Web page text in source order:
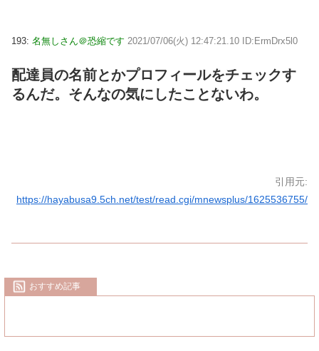
193: 名無しさん＠恐縮です 2021/07/06(火) 12:47:21.10 ID:ErmDrx5l0
配達員の名前とかプロフィールをチェックす
るんだ。そんなの気にしたことないわ。
引用元:
https://hayabusa9.5ch.net/test/read.cgi/mnewsplus/1625536755/
おすすめ記事